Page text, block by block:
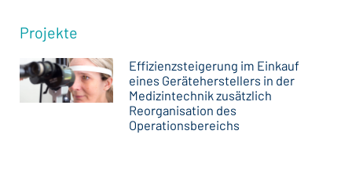
Projekte
Effizienzsteigerung im Einkauf
eines Geräteherstellers in der
Medizintechnik zusätzlich
Reorganisation des
Operationsbereichs